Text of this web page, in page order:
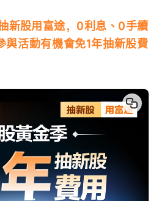
新股用富途，0利息、0手續
與活動有機會免1年抽新股費